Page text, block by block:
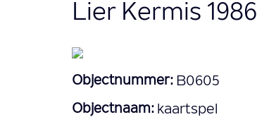
Lier Kermis 1986
Objectnummer: B0605
Objectnaam: kaartspel